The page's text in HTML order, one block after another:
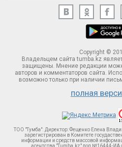
Copyright ©
Владельцем сайта tumba.kz
защищены. Мнение редакции
авторов и комментаторов сайта.
возможно только при наличии
полная
ТОО "Тумба". Директор: Фещенко Елена
зарегистрирован в Комитете
информации и средств массовой